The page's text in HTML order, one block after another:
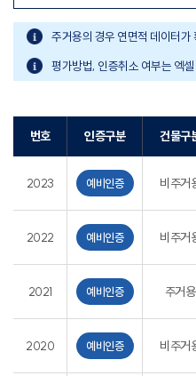
주거용의 경우 연면적 데이터가
평가방법, 인증취소 여부는 엑
번호 인증구분 건물구
2023 예비인증 비주거
2022 예비인증 비주거
2021 예비인증 주거용
2020 예비인증 비주거